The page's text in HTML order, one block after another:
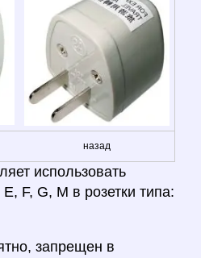
назад
использовать
F, G, M в розетки типа:
запрещен в